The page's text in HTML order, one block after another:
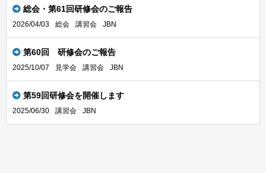
総会・第61回研修会のご報告
2026/04/03 総会 講習会 JBN
第60回 研修会のご報告
2025/10/07 見学会 講習会 JBN
第59回研修会を開催します
2025/06/30 講習会 JBN